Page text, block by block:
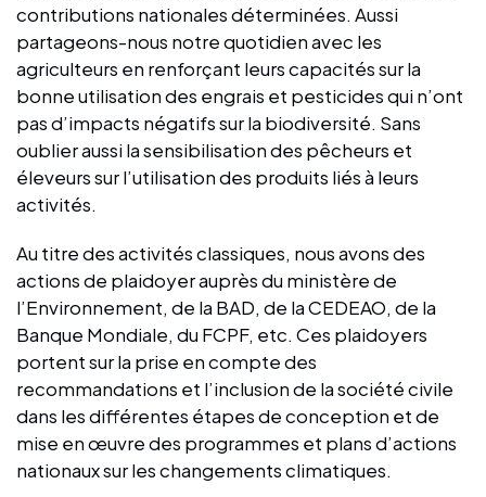
contributions nationales déterminées. Aussi
partageons-nous notre quotidien avec les
agriculteurs en renforçant leurs capacités sur la
bonne utilisation des engrais et pesticides qui n’ont
pas d’impacts négatifs sur la biodiversité. Sans
oublier aussi la sensibilisation des pêcheurs et
éleveurs sur l’utilisation des produits liés à leurs
activités.
Au titre des activités classiques, nous avons des
actions de plaidoyer auprès du ministère de
l’Environnement, de la BAD, de la CEDEAO, de la
Banque Mondiale, du FCPF, etc. Ces plaidoyers
portent sur la prise en compte des
recommandations et l’inclusion de la société civile
dans les différentes étapes de conception et de
mise en œuvre des programmes et plans d’actions
nationaux sur les changements climatiques.